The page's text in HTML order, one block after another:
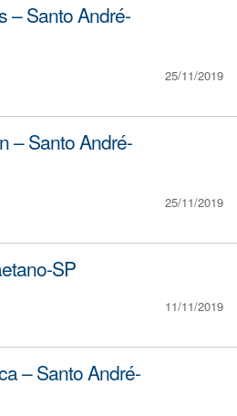
– Santo André-
25/11/2019
– Santo André-
25/11/2019
SP
11/11/2019
– Santo André-